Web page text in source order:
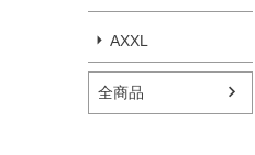
AXXL
全商品